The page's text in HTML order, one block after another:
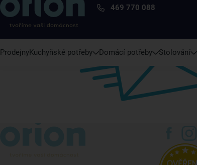
469 770 088
ProdejnyKuchyňské potřeby Domácí potřeby Stolování